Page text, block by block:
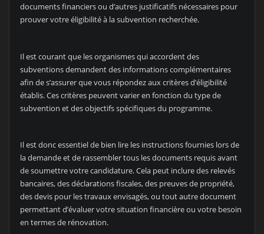
documents financiers ou d’autres justificatifs nécessaires pour
prouver votre éligibilité à la subvention recherchée.
Il est courant que les organismes qui accordent des
subventions demandent des informations complémentaires
afin de s’assurer que vous répondez aux critères d’éligibilité
établis. Ces critères peuvent varier en fonction du type de
subvention et des objectifs spécifiques du programme.
Il est donc essentiel de bien lire les instructions fournies lors de
la demande et de rassembler tous les documents requis avant
de soumettre votre candidature. Cela peut inclure des relevés
bancaires, des déclarations fiscales, des preuves de propriété,
des devis pour les travaux envisagés, ou tout autre document
permettant d’évaluer votre situation financière ou votre besoin
en termes de rénovation.